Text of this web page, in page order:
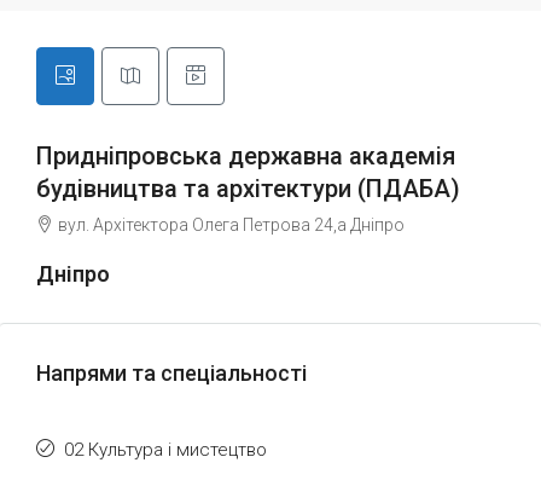
Придніпровська державна академія
будівництва та архітектури (ПДАБА)
вул. Архітектора Олега Петрова 24,а Дніпро
Дніпро
Напрями та спеціальності
02 Культура і мистецтво